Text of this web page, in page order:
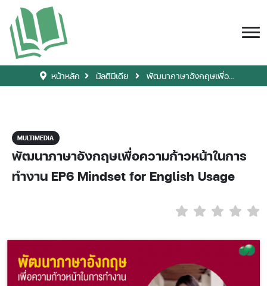
หน้าหลัก มัลติมีเดีย พัฒนาภาษาอังกฤษเพื่อ...
MULTIMEDIA
พัฒนาภาษาอังกฤษเพื่อความก้าวหน้าในการ
ทำงาน EP6 Mindset for English Usage